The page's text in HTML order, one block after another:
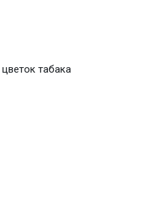
цветок табака